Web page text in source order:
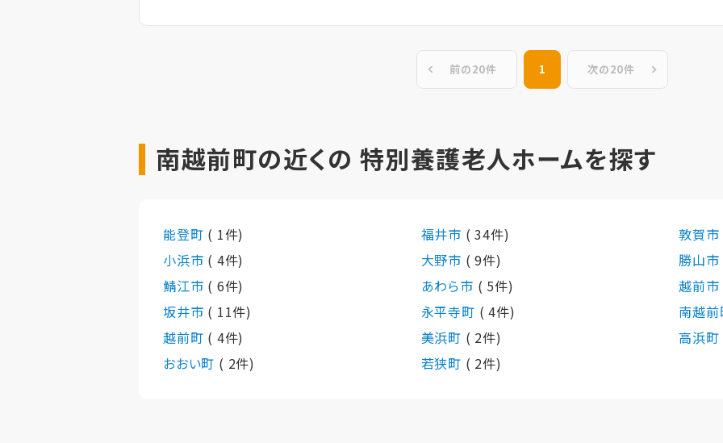
前の20件 1 次の20件
南越前町の近くの 特別養護老人ホームを探す
能登町 ( 1件) 福井市 ( 34件)
敦賀市
小浜市 ( 4件) 大野市 ( 9件)
勝山市
鯖江市 ( 6件) あわら市 ( 5件)
越前市
坂井市 ( 11件) 永平寺町 ( 4件)
南越
越前町 ( 4件) 美浜町 ( 2件)
高浜町
おおい町 ( 2件) 若狭町 ( 2件)